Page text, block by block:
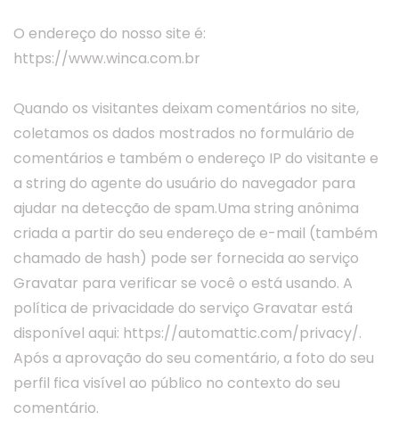
O endereço do nosso site é:
https://www.winca.com.br
Quando os visitantes deixam comentários no site,
coletamos os dados mostrados no formulário de
comentários e também o endereço IP do visitante e
a string do agente do usuário do navegador para
ajudar na detecção de spam.Uma string anônima
criada a partir do seu endereço de e-mail (também
chamado de hash) pode ser fornecida ao serviço
Gravatar para verificar se você o está usando. A
política de privacidade do serviço Gravatar está
disponível aqui: https://automattic.com/privacy/.
Após a aprovação do seu comentário, a foto do seu
perfil fica visível ao público no contexto do seu
comentário.